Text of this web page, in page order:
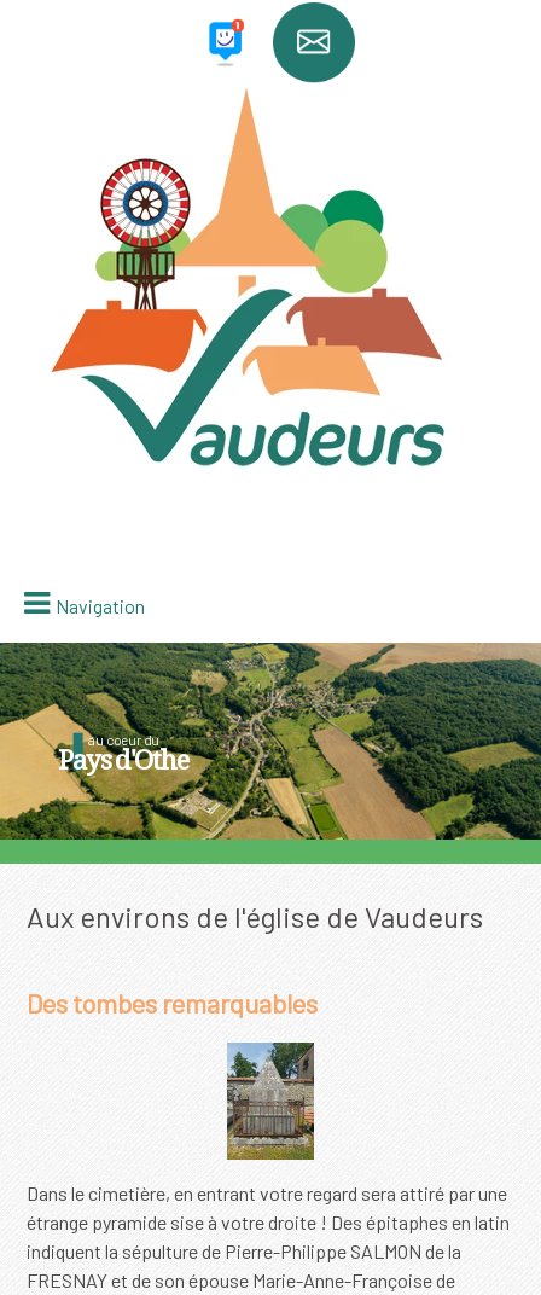
Navigation
au coeur du
Pays d'Othe
Aux environs de l'église de Vaudeurs
Des tombes remarquables
Dans le cimetière, en entrant votre regard sera attiré par une
étrange pyramide sise à votre droite ! Des épitaphes en latin
indiquent la sépulture de Pierre-Philippe SALMON de la
FRESNAY et de son épouse Marie-Anne-Françoise de